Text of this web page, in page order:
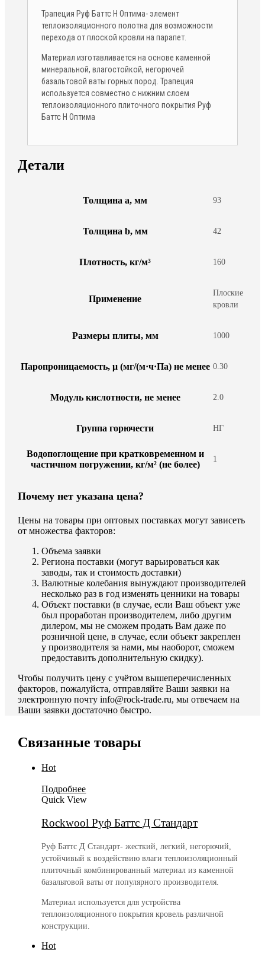
Трапеция Руф Баттс Н Оптима- элемент
теплоизоляционного полотна для возможности
перехода от плоской кровли на парапет.
Материал изготавливается на основе каменной
минеральной, влагостойкой, негорючей
базальтовой ваты горных пород. Трапеция
используется совместно с нижним слоем
теплоизоляционного плиточного покрытия Руф
Баттс Н Оптима
Детали
Толщина a, мм 93
Толщина b, мм 42
Плотность, кг/м³ 160
Применение
Плоские
кровли
Размеры плиты, мм 1000
Паропроницаемость, μ (мг/(м·ч·Па) не менее 0.30
Модуль кислотности, не менее 2.0
Группа горючести НГ
Водопоглощение при кратковременном и
частичном погружении, кг/м² (не более)
1
Почему нет указана цена?
Цены на товары при оптовых поставках могут зависеть
от множества факторов:
Объема заявки
Региона поставки (могут варьироваться как
заводы, так и стоимость доставки)
Валютные колебания вынуждают производителей
несколько раз в год изменять ценники на товары
Объект поставки (в случае, если Ваш объект уже
был проработан производителем, либо другим
дилером, мы не сможем продать Вам даже по
розничной цене, в случае, если объект закреплен
у производителя за нами, мы наоборот, сможем
предоставить дополнительную скидку).
Чтобы получить цену с учётом вышеперечисленных
факторов, пожалуйста, отправляйте Ваши заявки на
электронную почту info@rock-trade.ru, мы отвечаем на
Ваши заявки достаточно быстро.
Связанные товары
Hot
Подробнее
Quick View
Rockwool Руф Баттс Д Стандарт
Руф Баттс Д Стандарт- жесткий, легкий, негорючий,
устойчивый к воздействию влаги теплоизоляционный
плиточный комбинированный материал из каменной
базальтовой ваты от популярного производителя.
Материал используется для устройства
теплоизоляционного покрытия кровель различной
конструкции.
Hot